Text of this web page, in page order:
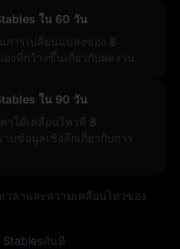
ใน 60 วัน
การเปลี่ยนแปลงของ ฿
งที่กว้างขึ้นเกี่ยวกับผลงาน
ใน 90 วัน
าได้เคลื่อนไหวที่ ฿
บข้อมูลเชิงลึกเกี่ยวกับการ
วลาและความเคลื่อนไหวของ
ทันที